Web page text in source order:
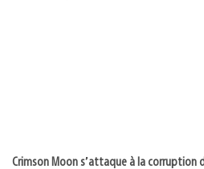
Crimson Moon s’attaque à la corruption